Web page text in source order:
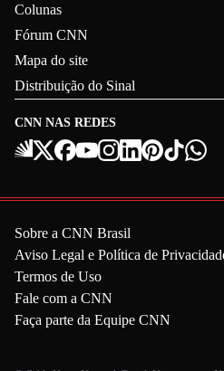
CNN NAS REDES
Colunas
Fórum CNN
Mapa do site
Distribuição do Sinal
Sobre a CNN Brasil
Aviso Legal e Política de
Termos de Uso
Fale com a CNN
Faça parte da Equipe CNN